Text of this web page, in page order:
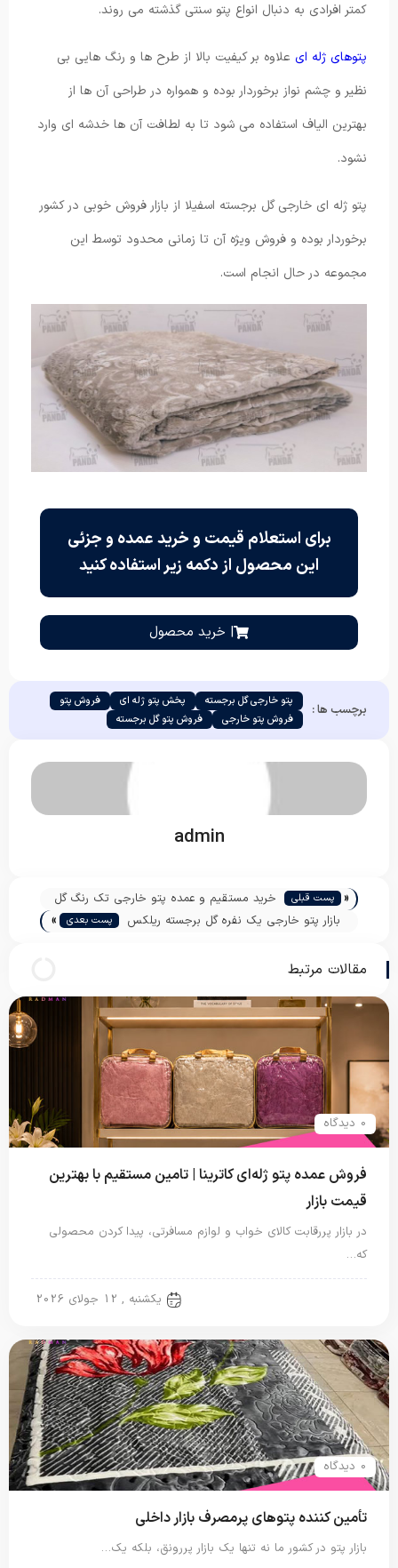
کمتر افرادی به دنبال انواع پتو سنتی گذشته می روند.
پتوهای ژله ای علاوه بر کیفیت بالا از طرح ها و رنگ هایی بی
نظیر و چشم نواز برخوردار بوده و همواره در طراحی آن ها از
بهترین الیاف استفاده می شود تا به لطافت آن ها خدشه ای وارد
نشود.
پتو ژله ای خارجی گل برجسته اسفیلا از بازار فروش خوبی در کشور
برخوردار بوده و فروش ویژه آن تا زمانی محدود توسط این
مجموعه در حال انجام است.
برای استعلام قیمت و خرید عمده و جزئی
این محصول از دکمه زیر استفاده کنید
| خرید محصول
برچسب ها : پتو خارجی گل برجسته پخش پتو ژله ای
فروش پتو
فروش پتو خارجی
فروش پتو گل برجسته
admin
« پست قبلی
خرید مستقیم و عمده پتو خارجی تک رنگ گل
برجسته
بازار پتو خارجی یک نفره گل برجسته ریلکس پست بعدی »
مقالات مرتبط
0 دیدگاه
فروش عمده پتو ژله‌ای کاترینا | تامین مستقیم با بهترین
قیمت بازار
در بازار پررقابت کالای خواب و لوازم مسافرتی، پیدا کردن محصولی
که…
یکشنبه , 12 جولای 2026
0 دیدگاه
تأمین کننده پتوهای پرمصرف بازار داخلی
بازار پتو در کشور ما نه تنها یک بازار پررونق، بلکه یک…